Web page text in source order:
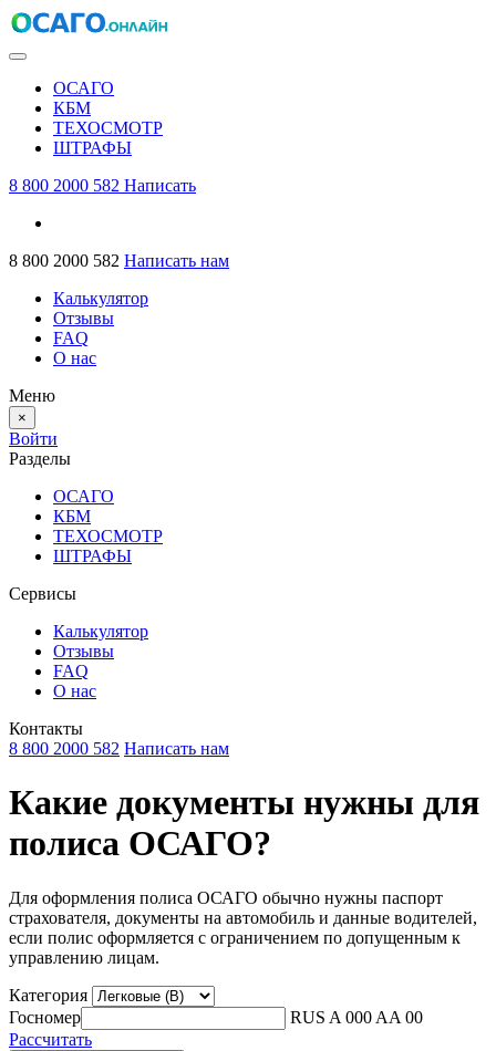
ОСАГО
КБМ
ТЕХОСМОТР
ШТРАФЫ
8 800 2000 582 Написать
8 800 2000 582 Написать нам
Калькулятор
Отзывы
FAQ
О нас
Меню
×
Войти
Разделы
ОСАГО
КБМ
ТЕХОСМОТР
ШТРАФЫ
Сервисы
Калькулятор
Отзывы
FAQ
О нас
Контакты
8 800 2000 582 Написать нам
Какие документы нужны для
полиса ОСАГО?
Для оформления полиса ОСАГО обычно нужны паспорт
страхователя, документы на автомобиль и данные водителей,
если полис оформляется с ограничением по допущенным к
управлению лицам.
Категория
Госномер
RUS A 000 AA 00
Рассчитать